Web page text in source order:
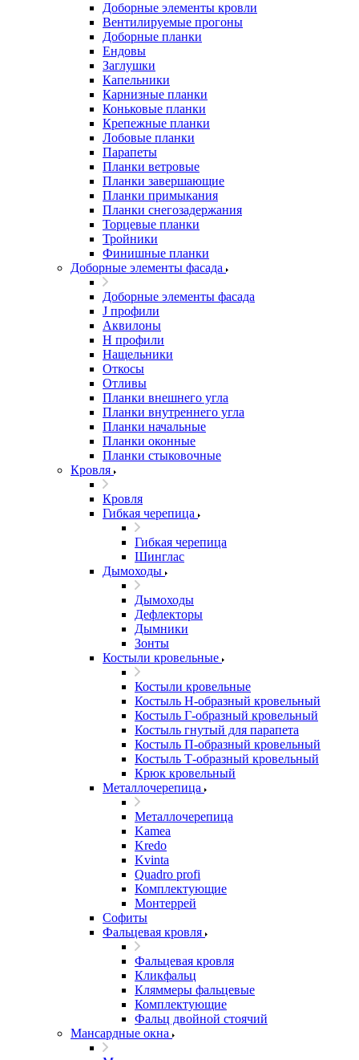
Доборные элементы кровли
Вентилируемые прогоны
Доборные планки
Ендовы
Заглушки
Капельники
Карнизные планки
Коньковые планки
Крепежные планки
Лобовые планки
Парапеты
Планки ветровые
Планки завершающие
Планки примыкания
Планки снегозадержания
Торцевые планки
Тройники
Финишные планки
Доборные элементы фасада
Доборные элементы фасада
J профили
Аквилоны
Н профили
Нащельники
Откосы
Отливы
Планки внешнего угла
Планки внутреннего угла
Планки начальные
Планки оконные
Планки стыковочные
Кровля
Кровля
Гибкая черепица
Гибкая черепица
Шинглас
Дымоходы
Дымоходы
Дефлекторы
Дымники
Зонты
Костыли кровельные
Костыли кровельные
Костыль H-образный кровельный
Костыль Г-образный кровельный
Костыль гнутый для парапета
Костыль П-образный кровельный
Костыль Т-образный кровельный
Крюк кровельный
Металлочерепица
Металлочерепица
Kamea
Kredo
Kvinta
Quadro profi
Комплектующие
Монтеррей
Софиты
Фальцевая кровля
Фальцевая кровля
Кликфальц
Кляммеры фальцевые
Комплектующие
Фальц двойной стоячий
Мансардные окна